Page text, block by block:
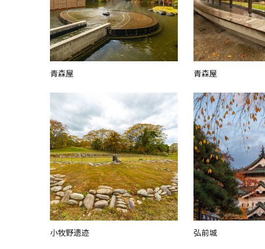
青森屋 青森屋
小牧野遗迹 弘前城